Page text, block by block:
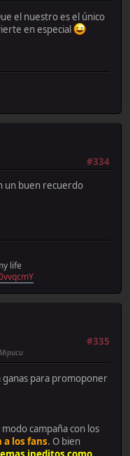
el nuestro es el único
en especial
#334
un buen recuerdo
life
#335
ganas para promoponer
campaña con los
a los fans. O bien